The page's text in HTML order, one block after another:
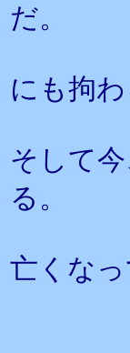
だ。
にも拘
そして
る。
亡くな